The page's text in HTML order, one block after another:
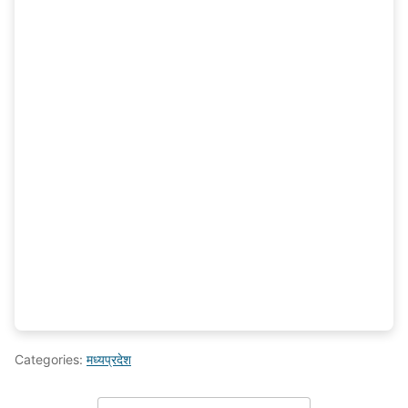
Categories: मध्यप्रदेश